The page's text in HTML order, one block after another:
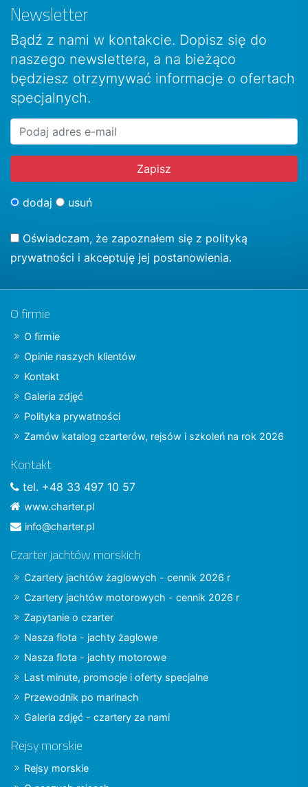
Newsletter
Bądź z nami w kontakcie. Dopisz się do
naszego newslettera, a na bieżąco
będziesz otrzymywać informacje o ofertach
specjalnych.
dodaj usuń
Oświadczam, że zapoznałem się z polityką
prywatności i akceptuję jej postanowienia.
O firmie
O firmie
Opinie naszych klientów
Kontakt
Galeria zdjęć
Polityka prywatności
Zamów katalog czarterów, rejsów i szkoleń na rok 2026
Kontakt
tel. +48 33 497 10 57
www.charter.pl
info@charter.pl
Czarter jachtów morskich
Czartery jachtów żaglowych - cennik 2026 r
Czartery jachtów motorowych - cennik 2026 r
Zapytanie o czarter
Nasza flota - jachty żaglowe
Nasza flota - jachty motorowe
Last minute, promocje i oferty specjalne
Przewodnik po marinach
Galeria zdjęć - czartery za nami
Rejsy morskie
Rejsy morskie